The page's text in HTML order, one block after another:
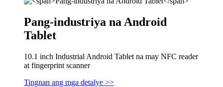
Pang-industriya na Android
Tablet
10.1 inch Industrial Android Tablet na may NFC reader
at fingerprint scanner
Tingnan ang mga detalye >>